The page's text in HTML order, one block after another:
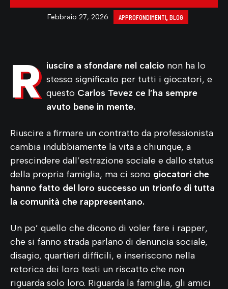
Febbraio 27, 2026 APPROFONDIMENTI,BLOG
R iuscire a sfondare nel calcio non ha lo
stesso significato per tutti i giocatori, e
questo Carlos Tevez ce l’ha sempre
avuto bene in mente.
Riuscire a firmare un contratto da professionista
cambia indubbiamente la vita a chiunque, a
prescindere dall’estrazione sociale e dallo status
della propria famiglia, ma ci sono giocatori che
hanno fatto del loro successo un trionfo di tutta
la comunità che rappresentano.
Un po’ quello che dicono di voler fare i rapper,
che si fanno strada parlano di denuncia sociale,
disagio, quartieri difficili, e inseriscono nella
retorica dei loro testi un riscatto che non
riguarda solo loro. Riguarda la famiglia, gli amici